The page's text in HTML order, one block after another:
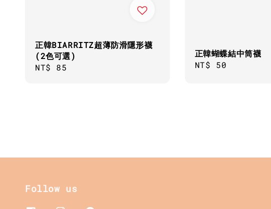
正韓BIARRITZ超薄防滑隱形襪
(2色可選)
Regular
NT$ 85
正韓蝴蝶結中筒襪
Regular
NT$ 50
Follow us